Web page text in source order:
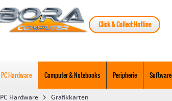
Click & Collect Hotline
PC Hardware Computer & Notebooks Peripherie Software
PC Hardware Grafikkarten